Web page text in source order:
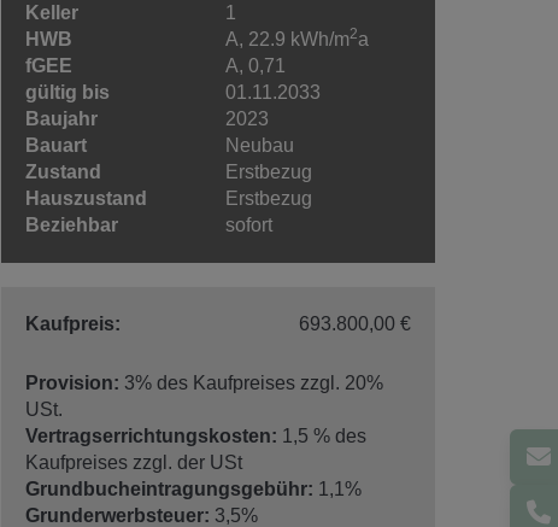
Keller
1
HWB
A, 22.9 kWh/m2a
fGEE
A, 0,71
gültig bis
01.11.2033
Baujahr
2023
Bauart
Neubau
Zustand
Erstbezug
Hauszustand
Erstbezug
Beziehbar
sofort
Kaufpreis: 693.800,00 €
Provision: 3% des Kaufpreises zzgl. 20%
USt.
Vertragserrichtungskosten: 1,5 % des
Kaufpreises zzgl. der USt
Grundbucheintragungsgebühr: 1,1%
Grunderwerbsteuer: 3,5%